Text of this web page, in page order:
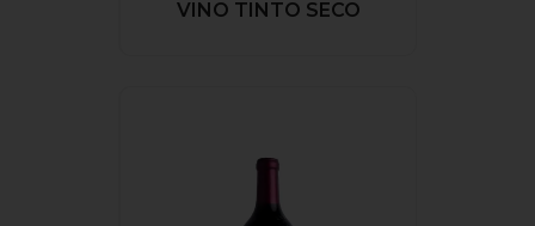
VINO TINTO SECO